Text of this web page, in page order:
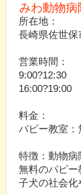
みわ動物病
所在地：
長崎県佐世保
営業時間：
9:00?12:30
16:00?19:00
料金：
パピー教室：
特徴：動物病
無料のパピー
子犬の社会化